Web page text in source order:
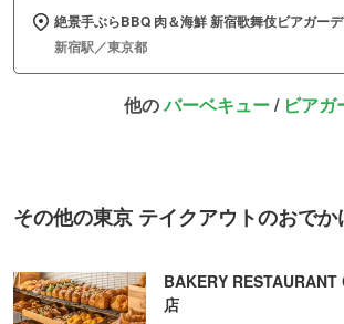
絶景手ぶらBBQ 肉＆海鮮 新宿歌舞伎ビアガー
新宿駅／東京都
他のバーベキュー/ ビアガ
その他の東京 テイクアウトのおでか
BAKERY RESTAURANT
店